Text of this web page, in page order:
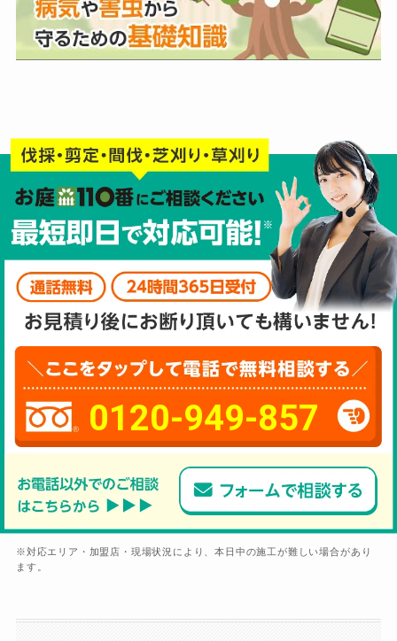
0120-949-857
※対応エリア・加盟店・現場状況により、本日中の施工が難しい場合があり
ます。